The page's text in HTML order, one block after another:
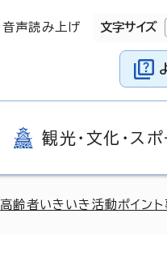
音声読み上げ 文字サイズ
観光・文化・ス
高齢者いきいき活動ポイント